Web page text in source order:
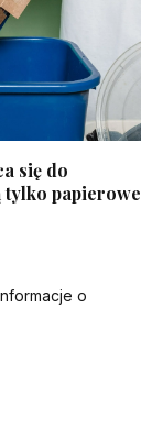
się do
tylko papierowe